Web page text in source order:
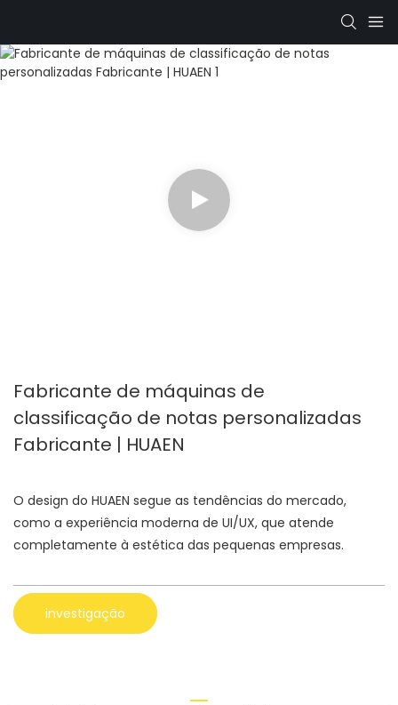
Fabricante de máquinas de
classificação de notas personalizadas
Fabricante | HUAEN
O design do HUAEN segue as tendências do mercado,
como a experiência moderna de UI/UX, que atende
completamente à estética das pequenas empresas.
investigação